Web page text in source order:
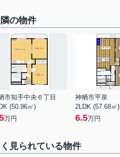
の物件
市知手中央６丁目
(50.96㎡)
万円
神栖市平泉
2LDK (57.68㎡)
6.5万円
見られている物件